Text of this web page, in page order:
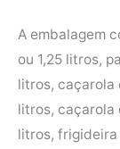
A embalagem
ou 1,25 litros,
litros, caçarola
litros, caçarola
litros, frigideira